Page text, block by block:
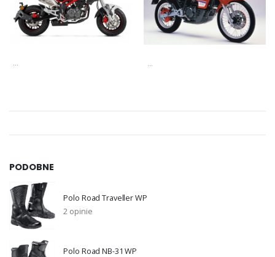
PODOBNE
Polo Road Traveller WP
2 opinie
Polo Road NB-31 WP